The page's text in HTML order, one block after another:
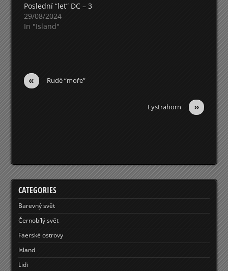
Poslední “let” DC – 3
29/08/2024
In "Island"
« Rudé “moře”
»
Eystrahorn
CATEGORIES
Barevný svět
Černobílý svět
Faerské ostrovy
Island
Lidi